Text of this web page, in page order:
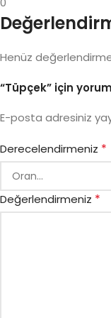
Henüz değerlendirme
“Tüpçek” için
E-posta adresiniz
Derecelendirmeniz *
Değerlendirmeniz *